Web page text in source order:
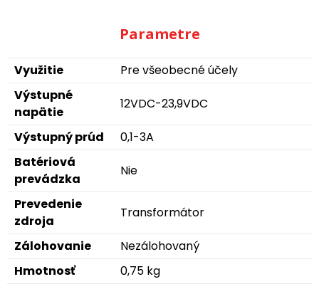
Parametre
Využitie
Pre všeobecné účely
Výstupné
napätie
12VDC-23,9VDC
Výstupný prúd
0,1-3A
Batériová
prevádzka
Nie
Prevedenie
zdroja
Transformátor
Zálohovanie
Nezálohovaný
Hmotnosť
0,75 kg